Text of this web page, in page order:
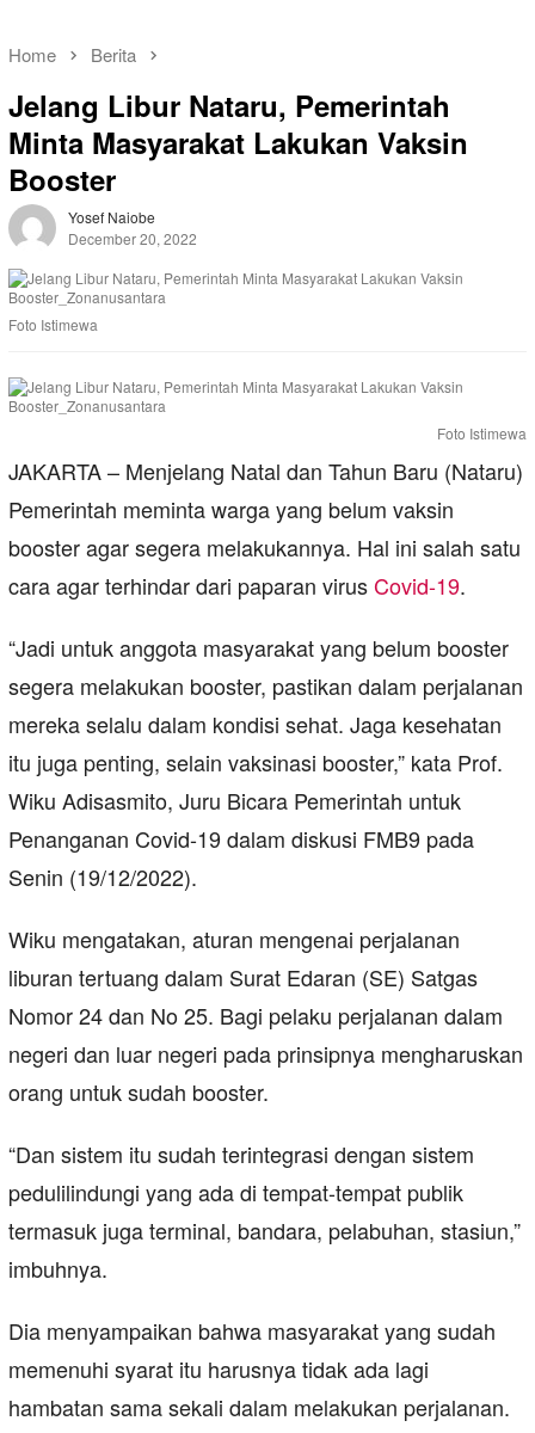
Home Berita
Jelang Libur Nataru, Pemerintah
Minta Masyarakat Lakukan Vaksin
Booster
Yosef Naiobe
December 20, 2022
Foto Istimewa
Foto Istimewa
JAKARTA – Menjelang Natal dan Tahun Baru (Nataru)
Pemerintah meminta warga yang belum vaksin
booster agar segera melakukannya. Hal ini salah satu
cara agar terhindar dari paparan virusCovid-19.
“Jadi untuk anggota masyarakat yang belum booster
segera melakukan booster, pastikan dalam perjalanan
mereka selalu dalam kondisi sehat. Jaga kesehatan
itu juga penting, selain vaksinasi booster,” kata Prof.
Wiku Adisasmito, Juru Bicara Pemerintah untuk
Penanganan Covid-19 dalam diskusi FMB9 pada
Senin (19/12/2022).
Wiku mengatakan, aturan mengenai perjalanan
liburan tertuang dalam Surat Edaran (SE) Satgas
Nomor 24 dan No 25. Bagi pelaku perjalanan dalam
negeri dan luar negeri pada prinsipnya mengharuskan
orang untuk sudah booster.
“Dan sistem itu sudah terintegrasi dengan sistem
pedulilindungi yang ada di tempat-tempat publik
termasuk juga terminal, bandara, pelabuhan, stasiun,”
imbuhnya.
Dia menyampaikan bahwa masyarakat yang sudah
memenuhi syarat itu harusnya tidak ada lagi
hambatan sama sekali dalam melakukan perjalanan.